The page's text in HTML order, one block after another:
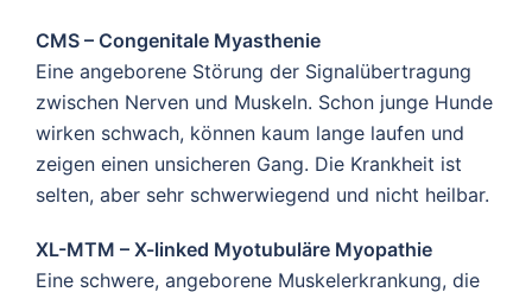
CMS – Congenitale Myasthenie
Eine angeborene Störung der Signalübertragung
zwischen Nerven und Muskeln. Schon junge Hunde
wirken schwach, können kaum lange laufen und
zeigen einen unsicheren Gang. Die Krankheit ist
selten, aber sehr schwerwiegend und nicht heilbar.
XL-MTM – X-linked Myotubuläre Myopathie
Eine schwere, angeborene Muskelerkrankung, die